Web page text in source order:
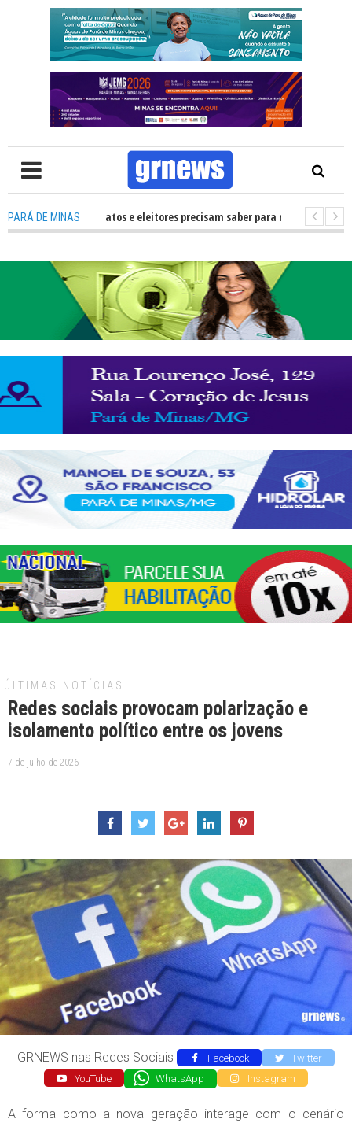
PARÁ DE MINAS
O que candidatos e eleitores precisam saber para não ter problemas
ÚLTIMAS NOTÍCIAS
Redes sociais provocam polarização e
isolamento político entre os jovens
7 de julho de 2026
GRNEWS nas Redes Sociais Facebook
Twitter
YouTube
WhatsApp Instagram
A forma como a nova geração interage com o cenário